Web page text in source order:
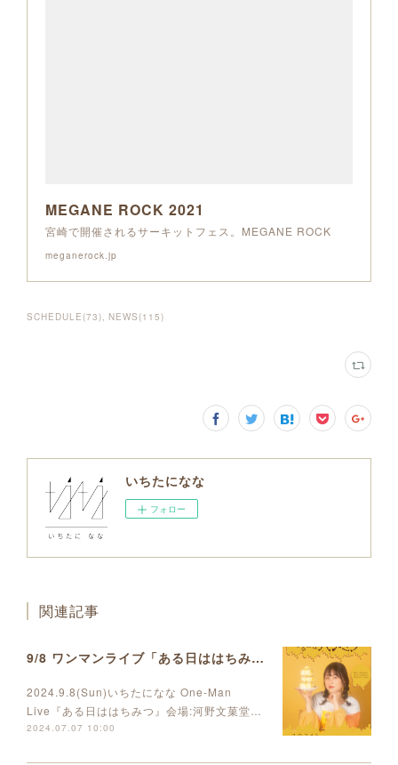
MEGANE ROCK 2021
宮崎で開催されるサーキットフェス。MEGANE ROCK
meganerock.jp
SCHEDULE (73) NEWS (115)
いちたになな
フォロー
関連記事
9/8 ワンマンライブ「ある日ははちみつ」開催決定しました
2024.9.8(Sun)いちたになな One-Man
Live『ある日ははちみつ』会場:河野文菓堂…
2024.07.07 10:00